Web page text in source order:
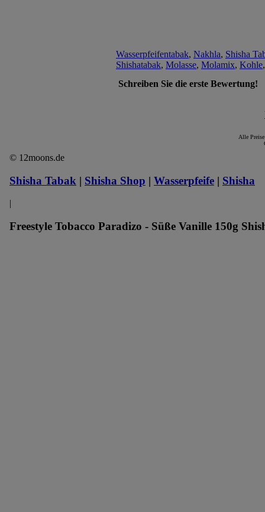
Wasserpfeifentabak, Nakhla, Shisha
Shishatabak, Molasse, Molamix, Kohle
Schreiben Sie die erste Bewertung!
Alle
© 12moons.de
Shisha Tabak | Shisha Shop | Wasserpfeife | Shisha
|
Freestyle Tobacco Paradizo - Süße Vanille 150g